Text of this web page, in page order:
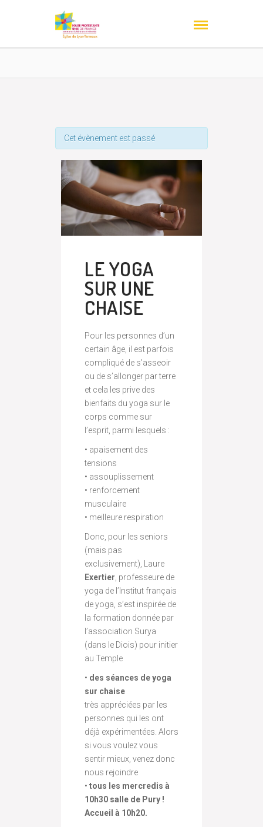
Cet évènement est passé
LE YOGA
SUR UNE
CHAISE
Pour les personnes d’un
certain âge, il est parfois
compliqué de s’asseoir
ou de s’allonger par terre
et cela les prive des
bienfaits du yoga sur le
corps comme sur
l’esprit, parmi lesquels :
• apaisement des
tensions
• assouplissement
• renforcement
musculaire
• meilleure respiration
Donc, pour les seniors
(mais pas
exclusivement), Laure
Exertier, professeure de
yoga de l’Institut français
de yoga, s’est inspirée de
la formation donnée par
l’association Surya
(dans le Diois) pour initier
au Temple
• des séances de yoga
sur chaise
très appréciées par les
personnes qui les ont
déjà expérimentées. Alors
si vous voulez vous
sentir mieux, venez donc
nous rejoindre
• tous les mercredis à
10h30 salle de Pury !
Accueil à 10h20.